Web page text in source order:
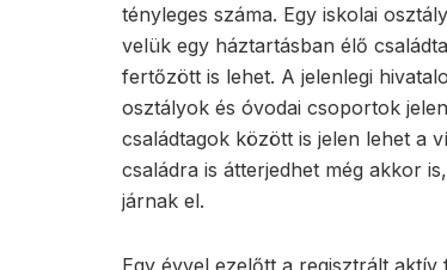
tényleges száma. Egy iskolai
velük egy háztartásban élő
fertőzött is lehet. A jelenlegi
osztályok és óvodai csoportok
családtagok között is jelen lehet a
családra is átterjedhet még akkor
járnak el.
Egy évvel ezelőtt a regisztrált